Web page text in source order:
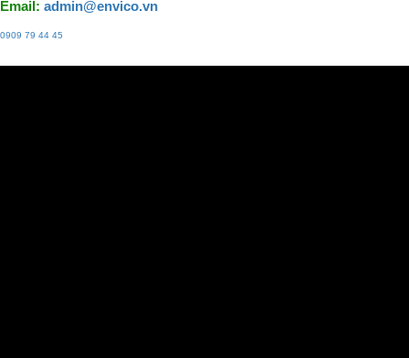
Email: admin@envico.vn
0909 79 44 45